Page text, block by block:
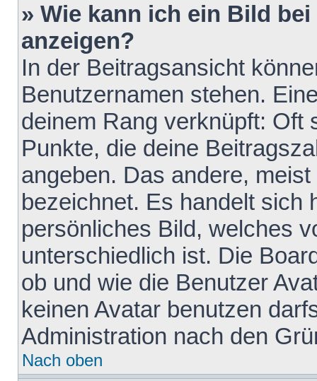
» Wie kann ich ein Bild
anzeigen?
In der Beitragsansicht
Benutzernamen stehen.
deinem Rang verknüpft: Oft
Punkte, die deine
angeben. Das andere,
bezeichnet. Es handelt sich
persönliches Bild, welches
unterschiedlich ist. Die
ob und wie die Benutzer
keinen Avatar benutzen
Administration nach den
Nach oben